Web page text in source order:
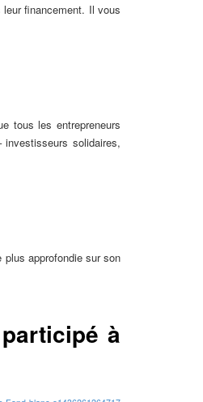
financement. Il vous
tous les entrepreneurs
solidaires,
plus approfondie sur son
à